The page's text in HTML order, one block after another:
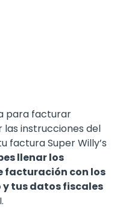
para facturar
instrucciones del
factura Super Willy’s
llenar los
facturación con los
tus datos fiscales